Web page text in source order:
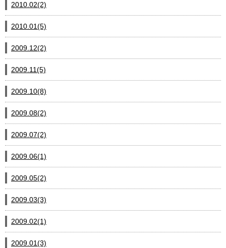
2010.02(2)
2010.01(5)
2009.12(2)
2009.11(5)
2009.10(8)
2009.08(2)
2009.07(2)
2009.06(1)
2009.05(2)
2009.03(3)
2009.02(1)
2009.01(3)